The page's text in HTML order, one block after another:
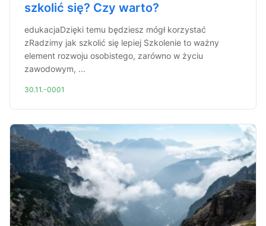
szkolić się? Czy warto?
edukacjaDzięki temu będziesz mógł korzystać
zRadzimy jak szkolić się lepiej Szkolenie to ważny
element rozwoju osobistego, zarówno w życiu
zawodowym, ...
30.11.-0001